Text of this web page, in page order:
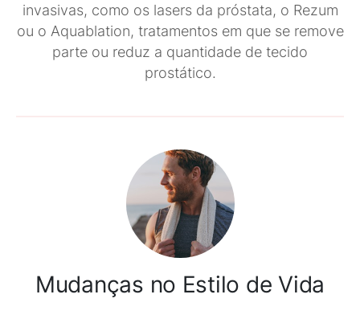
invasivas, como os lasers da próstata, o Rezum
ou o Aquablation, tratamentos em que se remove
parte ou reduz a quantidade de tecido
prostático.
Mudanças no Estilo de Vida